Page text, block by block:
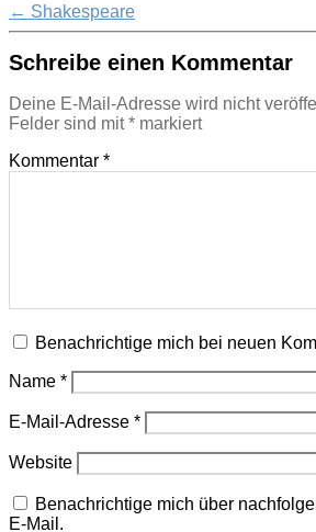
← Shakespeare
Schreibe einen Kommentar
Deine E-Mail-Adresse wird nicht
Felder sind mit* markiert
Kommentar *
Benachrichtige mich bei neuen
Name *
E-Mail-Adresse *
Website
Benachrichtige mich über
E-Mail.